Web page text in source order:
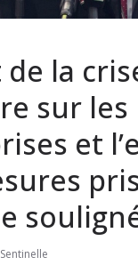
la
sur les
et